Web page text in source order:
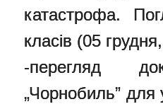
катастрофа.
класів (05
-перегляд
„Чорнобиль” для